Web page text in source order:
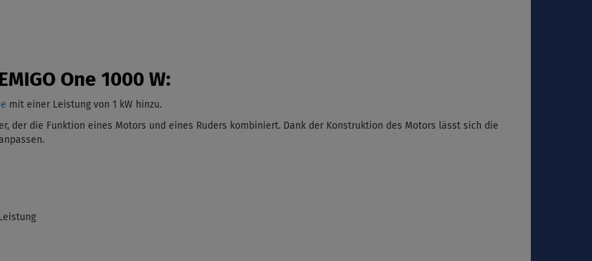
One 1000 W:
mit einer Leistung von 1 kW hinzu.
der die Funktion eines Motors und eines Ruders kombiniert. Dank der Konstruktion des Motors lässt sich die